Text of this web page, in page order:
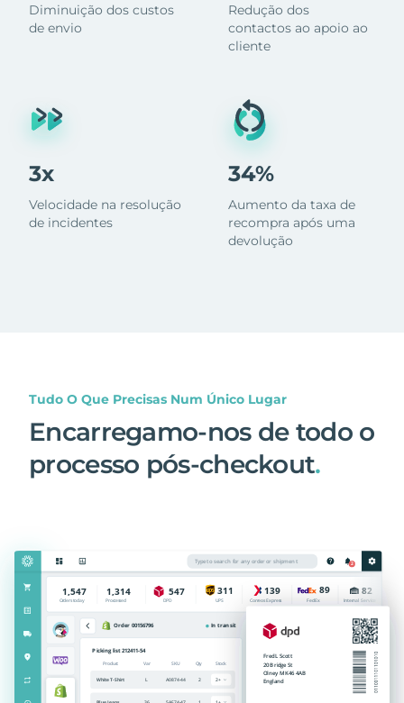
Diminuição dos custos
de envio
3x
Velocidade na resolução
de incidentes
Redução dos
contactos ao apoio ao
cliente
34%
Aumento da taxa de
recompra após uma
devolução
Tudo O Que Precisas Num Único Lugar
Encarregamo-nos de todo o
processo pós-checkout.